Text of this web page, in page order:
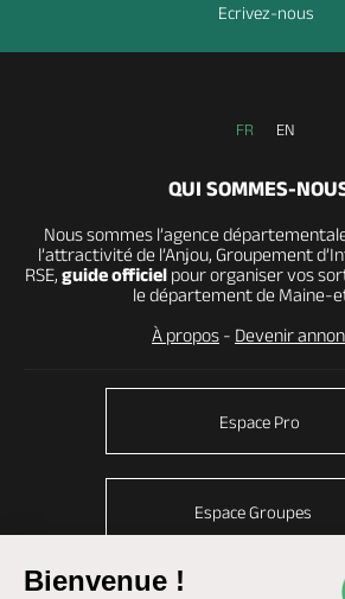
Bienvenue !
Ecrivez-nous
FR EN
QUI SOMMES-
Nous sommes l’agence
l’attractivité de l’Anjou, Groupement
RSE, guide officielpour organiser vos
le département de Maine-
À propos - Devenir
Espace Pro
Espace Groupes